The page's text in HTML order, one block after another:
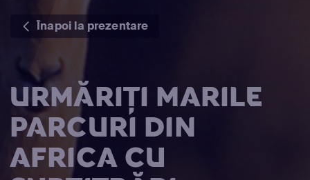
Înapoi la prezentare
URMĂRIȚI MARILE
PARCURI DIN
AFRICA CU